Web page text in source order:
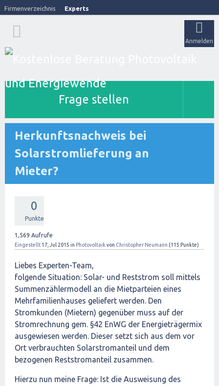
Firmenverzeichnis Experts
Anmelden
Frage stellen
Herkunftsnachweis bei
Solarstromlieferung an
Mieter?
0
Punkte
1,569 Aufrufe
Eingestellt 17, Jul 2015 in Photovoltaik von Christopher Neumann (115 Punkte)
Liebes Experten-Team,
folgende Situation: Solar- und Reststrom soll mittels
Summenzählermodell an die Mietparteien eines
Mehrfamilienhauses geliefert werden. Den
Stromkunden (Mietern) gegenüber muss auf der
Stromrechnung gem. §42 EnWG der Energieträgermix
ausgewiesen werden. Dieser setzt sich aus dem vor
Ort verbrauchten Solarstromanteil und dem
bezogenen Reststromanteil zusammen.
Hierzu nun meine Frage: Ist die Ausweisung des